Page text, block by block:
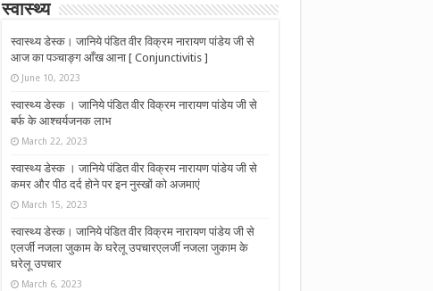
स्वास्थ्य
स्वास्थ्य डेस्क। जानिये पंडित वीर विक्रम नारायण पांडेय जी से
आज का पञ्चाङ्ग आँख आना [ Conjunctivitis ]
June 10, 2023
स्वास्थ्य डेस्क । जानिये पंडित वीर विक्रम नारायण पांडेय जी से
बर्फ के आश्चर्यजनक लाभ
March 22, 2023
स्वास्थ्य डेस्क । जानिये पंडित वीर विक्रम नारायण पांडेय जी से
कमर और पीठ दर्द होने पर इन नुस्‍खों को अजमाएं
March 15, 2023
स्वास्थ्य डेस्क। जानिये पंडित वीर विक्रम नारायण पांडेय जी से
एलर्जी नजला जुकाम के घरेलू उपचारएलर्जी नजला जुकाम के
घरेलू उपचार
March 6, 2023